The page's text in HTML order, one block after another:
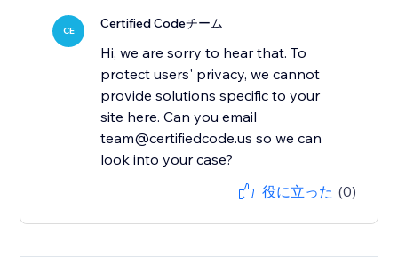
CE Certified Codeチーム
Hi, we are sorry to hear that. To
protect users' privacy, we cannot
provide solutions specific to your
site here. Can you email
team@certifiedcode.us so we can
look into your case?
役に立った (0)